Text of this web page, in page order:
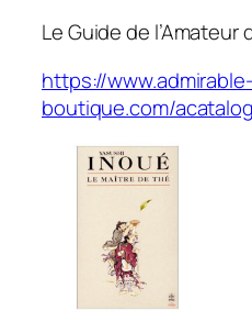
Le Guide de l’Amateur
https://
boutique.com/